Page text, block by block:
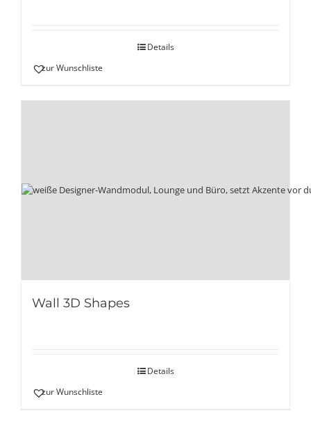
Details
zur Wunschliste
Wall 3D Shapes
Details
zur Wunschliste